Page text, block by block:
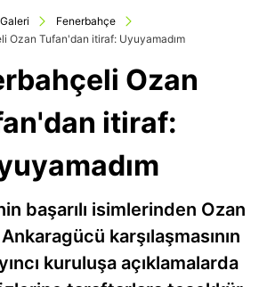
Galeri
Fenerbahçe
Ozan Tufan'dan itiraf: Uyuyamadım
Ozan
itiraf:
başarılı isimlerinden Ozan
karşılaşmasının
kuruluşa açıklamalarda